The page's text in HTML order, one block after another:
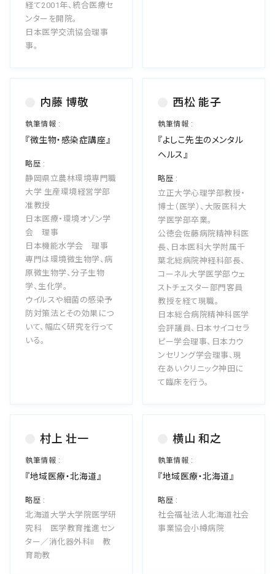
経て2001年、統合医療セ
ンターを開院。
日本医学交流協会理事
事。
内藤 博敬
『微生物・感染症講座』
静岡県立農林環境専門職
大学 生産環境経営学部
准教授
日本医療・環境オゾン学
会 理事
日本機能水学会 理事
専門は環境微生物学、病
原微生物学、分子生物
学、生化学。
ウイルスや細菌の感染予
防対策法とその効果につ
いて、幅広く研究を行って
いる。
西松 能子
『よしこ先生のメンタル
ヘルス』
立正大学心理学部教授・
博士（医学）、大阪医科大
学医学部卒業。
公徳会佐藤病院精神科医
長、日本医科大学附属千
葉北総病院神経科部長、
コーネル大学医学部ウェ
ストチェスター部門客員
教授を経て現職。
日本総合病院精神科医学
会評議員、日本サイコセラ
ピー学会理事、日本カウ
ンセリング学会理事、現
在あいクリニック神田に
て臨床を行う。
村上 壮一
『地域医療・北海道』
北海道大学大学院医学研
究科 医学教育推進セン
ター／消化器外科Ⅱ 教
育助教
横山 和之
『地域医療・北海道』
社会福祉法人北海道社会
事業協会小樽病院